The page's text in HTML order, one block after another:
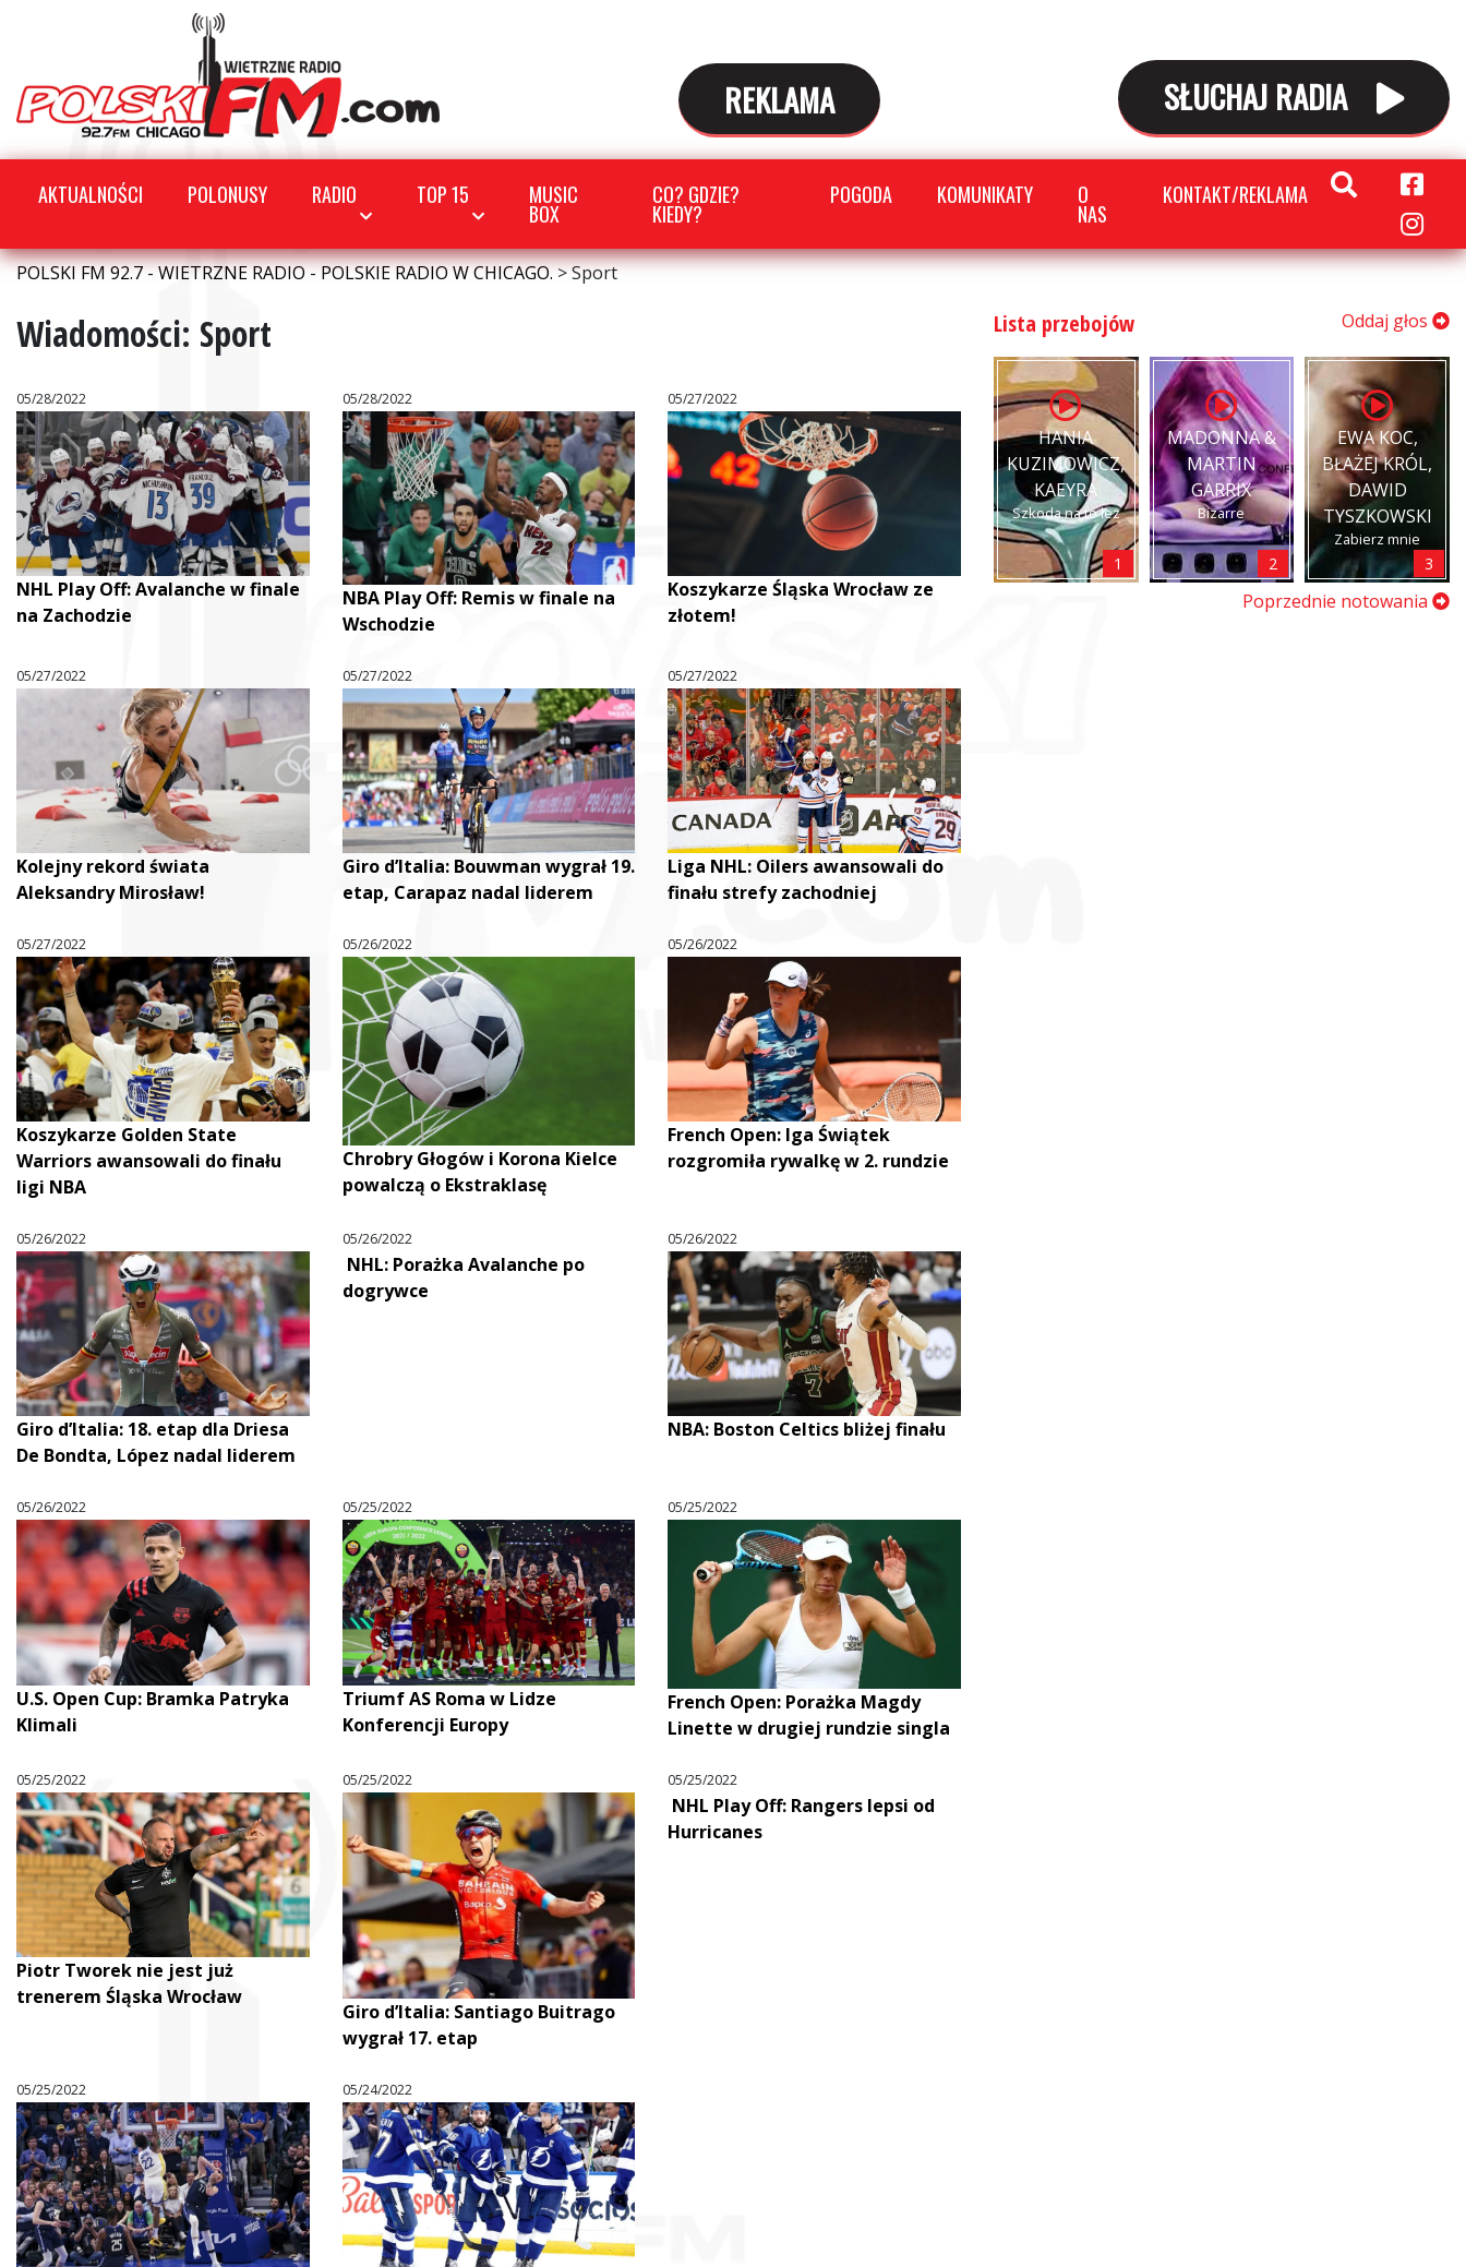
REKLAMA SŁUCHAJ RADIA
AKTUALNOŚCI POLONUSY RADIO TOP 15 MUSIC
BOX
CO? GDZIE?
KIEDY?
POGODA KOMUNIKATY O
NAS
KONTAKT/REKLAMA
POLSKI FM 92.7 - WIETRZNE RADIO - POLSKIE RADIO W CHICAGO.>Sport
Wiadomości: Sport
05/28/2022
NHL Play Off: Avalanche w finale
na Zachodzie
05/28/2022
NBA Play Off: Remis w finale na
Wschodzie
05/27/2022
Koszykarze Śląska Wrocław ze
złotem!
05/27/2022
Kolejny rekord świata
Aleksandry Mirosław!
05/27/2022
Giro d’Italia: Bouwman wygrał 19.
etap, Carapaz nadal liderem
05/27/2022
Liga NHL: Oilers awansowali do
finału strefy zachodniej
05/27/2022
Koszykarze Golden State
Warriors awansowali do finału
ligi NBA
05/26/2022
Chrobry Głogów i Korona Kielce
powalczą o Ekstraklasę
05/26/2022
French Open: Iga Świątek
rozgromiła rywalkę w 2. rundzie
05/26/2022
Giro d’Italia: 18. etap dla Driesa
De Bondta, López nadal liderem
05/26/2022
NHL: Porażka Avalanche po
dogrywce
05/26/2022
NBA: Boston Celtics bliżej finału
05/26/2022
U.S. Open Cup: Bramka Patryka
Klimali
05/25/2022
Triumf AS Roma w Lidze
Konferencji Europy
05/25/2022
French Open: Porażka Magdy
Linette w drugiej rundzie singla
05/25/2022
Piotr Tworek nie jest już
trenerem Śląska Wrocław
05/25/2022
Giro d’Italia: Santiago Buitrago
wygrał 17. etap
05/25/2022
NHL Play Off: Rangers lepsi od
Hurricanes
05/25/2022 05/24/2022
Lista przebojów Oddaj głos
HANIA
KUZIMOWICZ,
KAEYRA
Szkoda na to łez
1
MADONNA &
MARTIN
GARRIX
Bizarre
2
EWA KOC,
BŁAŻEJ KRÓL,
DAWID
TYSZKOWSKI
Zabierz mnie
3
Poprzednie notowania